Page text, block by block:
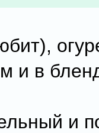
и в
и